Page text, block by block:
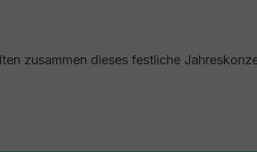
zusammen dieses festliche